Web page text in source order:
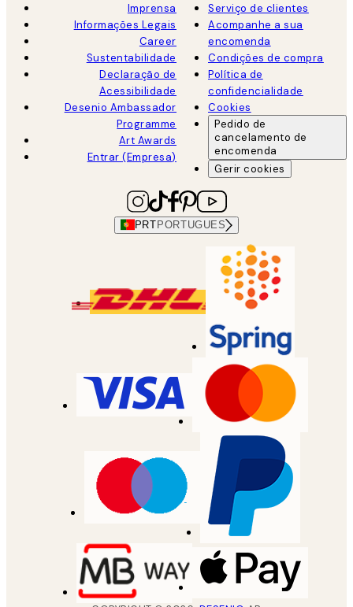
Imprensa
Informações Legais
Career
Sustentabilidade
Declaração de
Acessibilidade
Desenio Ambassador
Programme
Art Awards
Entrar (Empresa)
Serviço de clientes
Acompanhe a sua
encomenda
Condições de compra
Política de
confidencialidade
Cookies
Pedido de
cancelamento de
encomenda
Gerir cookies
PRT PORTUGUES